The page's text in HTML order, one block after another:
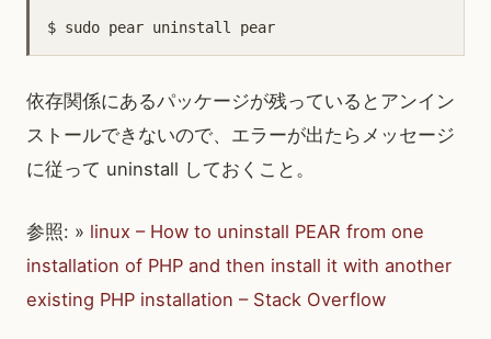
依存関係にあるパッケージが残っているとアンイン
ストールできないので、エラーが出たらメッセージ
に従って uninstall しておくこと。
参照: » linux – How to uninstall PEAR from one
installation of PHP and then install it with another
existing PHP installation – Stack Overflow